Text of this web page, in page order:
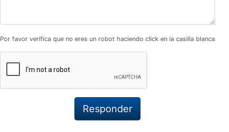
Por favor verifica que no eres un robot haciendo click en la casilla blanca